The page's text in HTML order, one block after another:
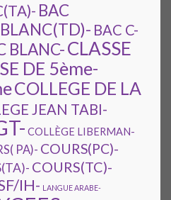
BAC
BAC C-
BLANC-CLASSE
DE 5ème-
COLLEGE DE LA
JEAN TABI-
COLLÈGE LIBERMAN-
PA)- COURS(PC)-
COURS(TC)-
IH- LANGUE ARABE-